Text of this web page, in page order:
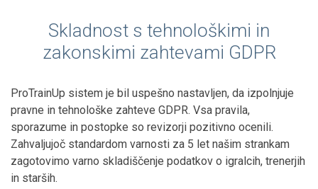
Skladnost s tehnološkimi in
zakonskimi zahtevami GDPR
ProTrainUp sistem je bil uspešno nastavljen, da izpolnjuje
pravne in tehnološke zahteve GDPR. Vsa pravila,
sporazume in postopke so revizorji pozitivno ocenili.
Zahvaljujoč standardom varnosti za 5 let našim strankam
zagotovimo varno skladiščenje podatkov o igralcih, trenerjih
in starših.